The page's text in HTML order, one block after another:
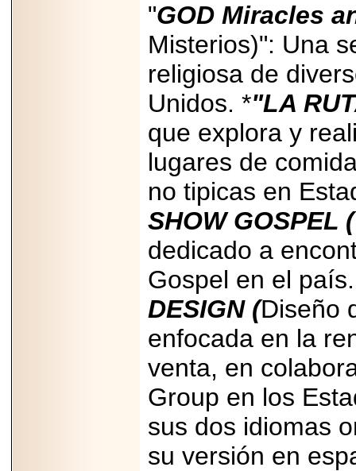
"GOD Miracles
Misterios)": Una
religiosa de
Unidos. *"LA
que explora y
lugares de
no tipicas en
SHOW GOSPEL (
dedicado a
Gospel en el
DESIGN (Diseño
enfocada en la
venta, en
Group en los
sus dos idiomas
su versión en